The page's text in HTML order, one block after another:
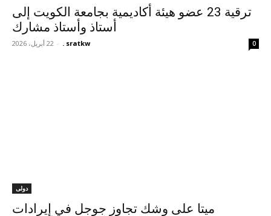
ترقية 23 عضو هيئة أكاديمية بجامعة الكويت إلى
أستاذ وأستاذ مشارك
sratkw .
- 22 أبريل، 2026 0
دولى
ميتا على وشك تجاوز جوجل في إيرادات